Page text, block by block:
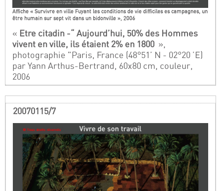
Affiche « Survivre en ville Fuyant les conditions de vie difficiles es campagnes, un
être humain sur sept vit dans un bidonville », 2006
« Etre citadin -“ Aujourd’hui, 50% des Hommes
vivent en ville, ils étaient 2% en 1800 »,
photographie "Paris, France (48°51’ N - 02°20 ’E)
par Yann Arthus-Bertrand, 60x80 cm, couleur,
2006
20070115/7